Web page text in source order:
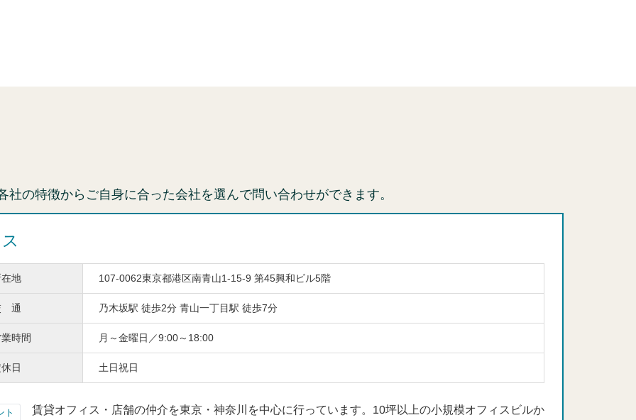
社の特徴からご自身に合った会社を選んで問い合わせができます。
地 107-0062東京都港区南青山1-15-9 第45興和ビル5階
通 乃木坂駅 徒歩2分 青山一丁目駅 徒歩7分
時間 月～金曜日／9:00～18:00
日 土日祝日
ト 賃貸オフィス・店舗の仲介を東京・神奈川を中心に行っています。10坪以上の小規模オフィスビルか